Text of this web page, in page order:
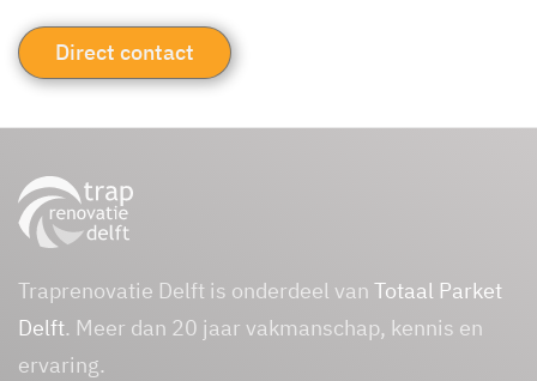
Direct contact
Traprenovatie Delft is onderdeel van Totaal Parket
Delft. Meer dan 20 jaar vakmanschap, kennis en
ervaring.